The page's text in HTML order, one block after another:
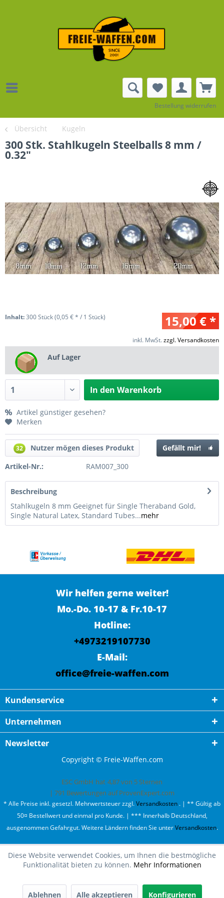
Bestellung widerrufen
Übersicht Kugeln
300 Stk. Stahlkugeln Steelballs 8 mm /
0.32"
15,00 € *
Inhalt:300 Stück (0,05 € * / 1 Stück)
inkl. MwSt.zzgl. Versandkosten
Auf Lager
In den Warenkorb
Artikel günstiger gesehen?
Merken
32 Nutzer mögen dieses Produkt
Gefällt mir!
Artikel-Nr.:
RAM007_300
Beschreibung
Stahlkugeln 8 mm Geeignet für Single Theraband Gold,
Single Natural Latex, Standard Tubes...mehr
Wir helfen gerne weiter!
Mo.-Do. 10-17 & Fr.10-17
Hotline:
+4973219107730
E-Mail:
office@freie-waffen.com
Kundenservice
Unternehmen
Newsletter
Copyright © Freie-Waffen.com
ESC GmbH hat 4,87von 5Sternen
| 791 Bewertungen auf ProvenExpert.com
* Alle Preise inkl. gesetzl. Mehrwertsteuer zzgl.Versandkosten . | ** Gültig ab
50¤ Bestellwert und einmal pro Kunde. | *** Innerhalb Deutschland,
ausgenommen Gefahrgut. Weitere Ländern finden Sie unterVersandkosten.
Diese Website verwendet Cookies, um Ihnen die bestmögliche
Funktionalität bieten zu können. Mehr Informationen
Ablehnen Alle akzeptieren Konfigurieren